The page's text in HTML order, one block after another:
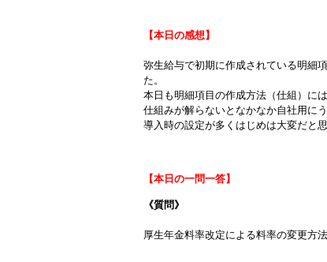
【本日の感想】
弥生給与で初期に作成されている明細
た。
本日も明細項目の作成方法（仕組）に
仕組みが解らないとなかなか自社用に
導入時の設定が多くはじめは大変だと
【本日の一問一答】
《質問》
厚生年金料率改定による料率の変更方法